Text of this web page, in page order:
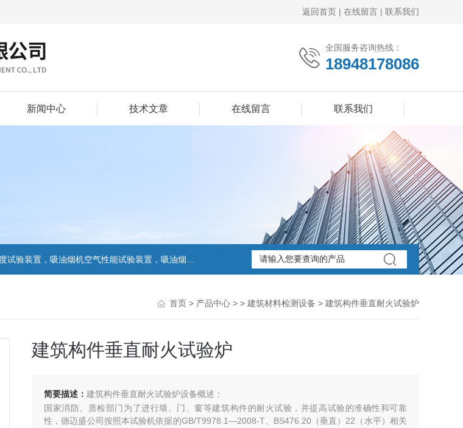
返回首页 | 在线留言 | 联系我们
全国服务咨询热线：
18948178086
新闻中心 技术文章 在线留言 联系我们
，电池短路试验机,电池重物冲击试验机,电池自由跌落试验机,电池燃烧试验机,电池洗涤试验机,电池挤压试验机
首页 > 产品中心 > > 建筑材料检测设备 > 建筑构件垂直耐火试验炉
建筑构件垂直耐火试验炉
简要描述： 建筑构件垂直耐火试验炉设备概述：
国家消防、质检部门为了进行墙、门、窗等建筑构件的耐火试验，并提高试验的准确性和可靠
性，德迈盛公司按照本试验机依据的GB/T9978.1—2008-T、BS476.20（垂直）22（水平）相关